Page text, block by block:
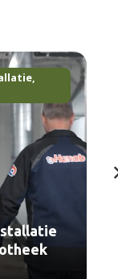
,